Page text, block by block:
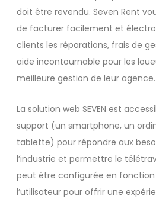
doit être revendu. Seven Rent
de facturer facilement et
clients les réparations, frais de
aide incontournable pour les
meilleure gestion de leur agence.
La solution web SEVEN est
support (un smartphone, un
tablette) pour répondre aux
l’industrie et permettre le
peut être configurée en fonction
l’utilisateur pour offrir une